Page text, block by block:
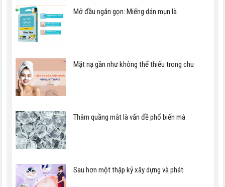
Mở đầu ngắn gọn: Miếng dán mụn là
Mặt nạ gần như không thể thiếu trong chu
Thâm quầng mắt là vấn đề phổ biến mà
Sau hơn một thập kỷ xây dựng và phát